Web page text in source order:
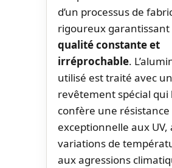
d’un processus de
rigoureux garantissant
qualité constante et
irréprochable.
utilisé est traité avec un
revêtement spécial qui
confère une résistance
exceptionnelle aux UV,
variations de
aux agressions